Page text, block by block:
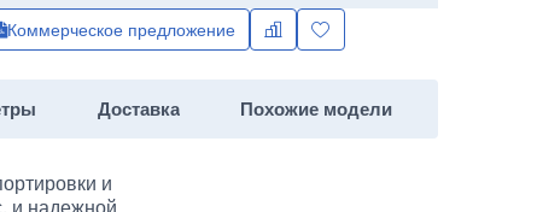
Коммерческое предложение
Доставка Похожие модели
и